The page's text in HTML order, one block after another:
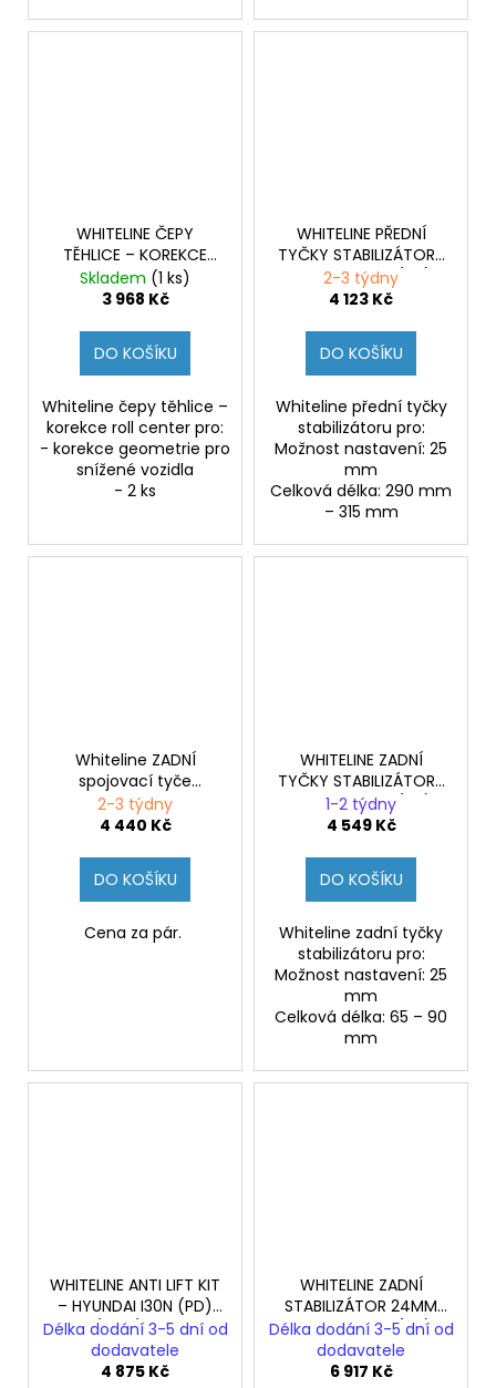
WHITELINE ČEPY
TĚHLICE – KOREKCE
ROLL CENTER HYUNDAI
I30N (PD)
Skladem (1 ks)
3 968 Kč
DO KOŠÍKU
Whiteline čepy těhlice –
korekce roll center pro:
- korekce geometrie pro
snížené vozidla
- 2 ks
WHITELINE PŘEDNÍ
TYČKY STABILIZÁTORU
HYUNDAI I30N (PD)
2-3 týdny
4 123 Kč
DO KOŠÍKU
Whiteline přední tyčky
stabilizátoru pro:
Možnost nastavení: 25
mm
Celková délka: 290 mm
– 315 mm
Whiteline ZADNÍ
spojovací tyče
stabilizátoru Ford
Focus RS 09-12
2-3 týdny
4 440 Kč
DO KOŠÍKU
Cena za pár.
WHITELINE ZADNÍ
TYČKY STABILIZÁTORU
HYUNDAI I30N (PD)
1-2 týdny
4 549 Kč
DO KOŠÍKU
Whiteline zadní tyčky
stabilizátoru pro:
Možnost nastavení: 25
mm
Celková délka: 65 – 90
mm
WHITELINE ANTI LIFT KIT
– HYUNDAI I30N (PD)
HLINÍKOVÉ RAMENA
Délka dodání 3-5 dní od
dodavatele
4 875 Kč
WHITELINE ZADNÍ
STABILIZÁTOR 24MM
HYUNDAI I30N (PD)
Délka dodání 3-5 dní od
dodavatele
6 917 Kč